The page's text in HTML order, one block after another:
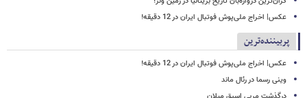
عکس| اخراج ملی‌پوش فوتبال ایران در 12 دقیقه!
پربیننده‌ترین
عکس| اخراج ملی‌پوش فوتبال ایران در 12 دقیقه!
وینی رسما در رئال ماند